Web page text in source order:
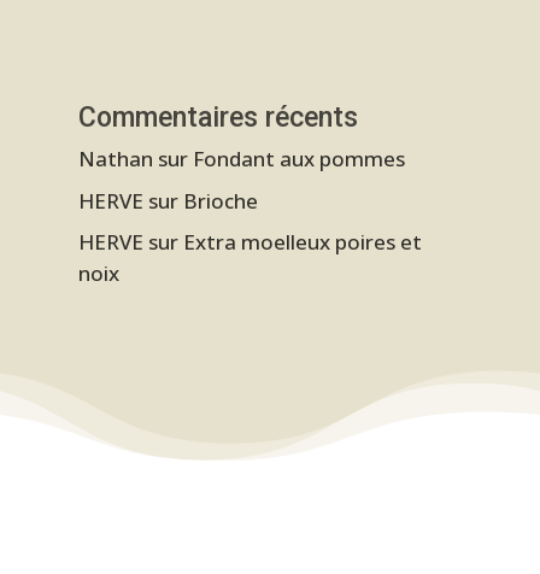
Commentaires récents
Nathan sur Fondant aux pommes
HERVE sur Brioche
HERVE sur Extra moelleux poires et
noix